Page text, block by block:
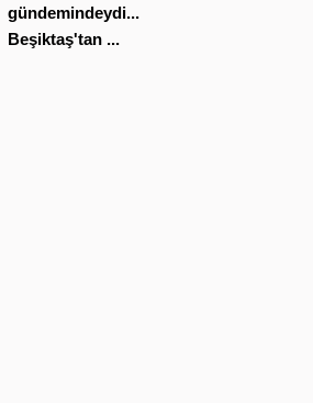
gündemindeydi...
Beşiktaş'tan ...